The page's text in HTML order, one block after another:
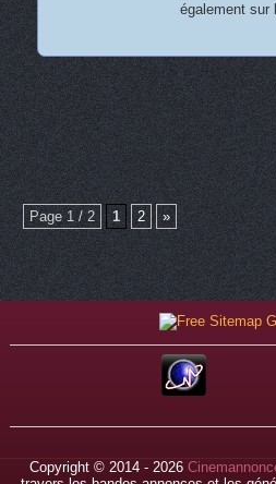
également
Page 1 / 2 1 2 »
Copyright © 2014 - 2026